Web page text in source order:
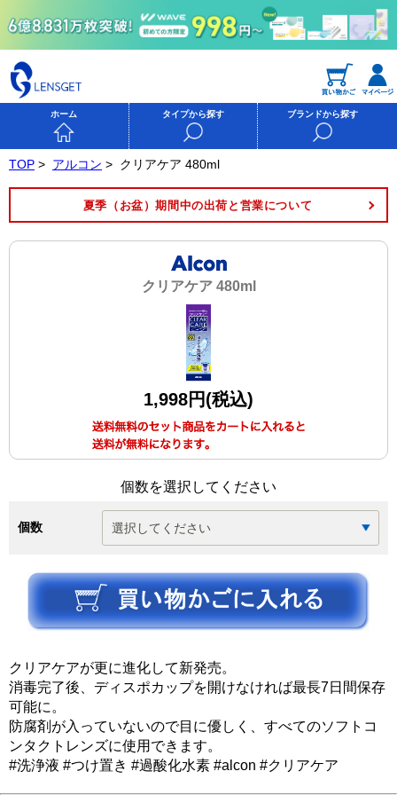
ホーム タイプから探す ブランドから探す
TOP > アルコン > クリアケア 480ml
夏季（お盆）期間中の出荷と営業について
クリアケア 480ml
1,998円(税込)
個数を選択してください
個数
クリアケアが更に進化して新発売。
消毒完了後、ディスポカップを開けなければ最長7日間保存
可能に。
防腐剤が入っていないので目に優しく、すべてのソフトコ
ンタクトレンズに使用できます。
#洗浄液 #つけ置き #過酸化水素 #alcon #クリアケア